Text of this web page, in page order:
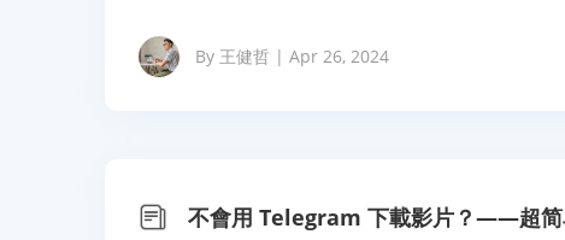
By 王健哲 | Apr 26, 2024
不會用 Telegram 下載影片？——超简